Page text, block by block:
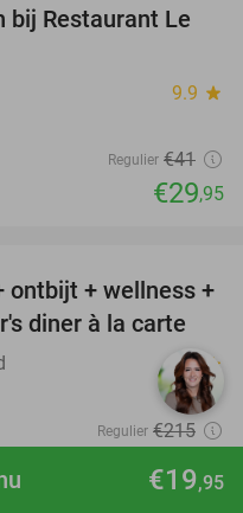
€19,95
27%
bij Restaurant Le
9.9 star
Regulier €41
€29,95
21%
ontbijt + wellness +
diner à la carte
8.6star
Regulier €215
€169
p.p.p.n. toeristenbelasting